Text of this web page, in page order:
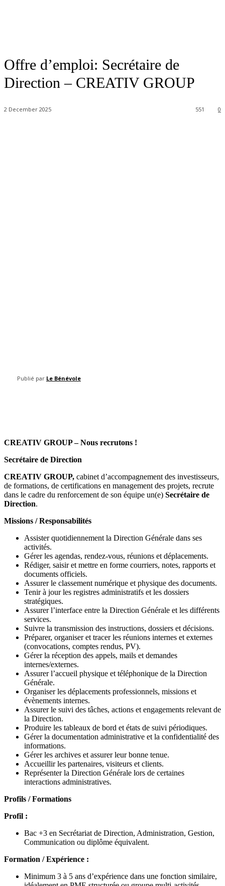
Offre d’emploi: Secrétaire de
Direction – CREATIV GROUP
2 December 2025 0
551
Publié par Le Bénévole
CREATIV GROUP – Nous recrutons !
Secrétaire de Direction
CREATIV GROUP, cabinet d’accompagnement des investisseurs,
de formations, de certifications en management des projets, recrute
dans le cadre du renforcement de son équipe un(e) Secrétaire de
Direction.
Missions / Responsabilités
Assister quotidiennement la Direction Générale dans ses
activités.
Gérer les agendas, rendez-vous, réunions et déplacements.
Rédiger, saisir et mettre en forme courriers, notes, rapports et
documents officiels.
Assurer le classement numérique et physique des documents.
Tenir à jour les registres administratifs et les dossiers
stratégiques.
Assurer l’interface entre la Direction Générale et les différents
services.
Suivre la transmission des instructions, dossiers et décisions.
Préparer, organiser et tracer les réunions internes et externes
(convocations, comptes rendus, PV).
Gérer la réception des appels, mails et demandes
internes/externes.
Assurer l’accueil physique et téléphonique de la Direction
Générale.
Organiser les déplacements professionnels, missions et
évènements internes.
Assurer le suivi des tâches, actions et engagements relevant de
la Direction.
Produire les tableaux de bord et états de suivi périodiques.
Gérer la documentation administrative et la confidentialité des
informations.
Gérer les archives et assurer leur bonne tenue.
Accueillir les partenaires, visiteurs et clients.
Représenter la Direction Générale lors de certaines
interactions administratives.
Profils / Formations
Profil :
Bac +3 en Secrétariat de Direction, Administration, Gestion,
Communication ou diplôme équivalent.
Formation / Expérience :
Minimum 3 à 5 ans d’expérience dans une fonction similaire,